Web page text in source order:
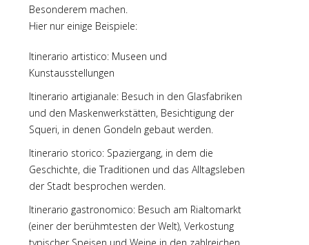
Besonderem machen.
Hier nur einige Beispiele:
Itinerario artistico: Museen und
Kunstausstellungen
Itinerario artigianale: Besuch in den Glasfabriken
und den Maskenwerkstätten, Besichtigung der
Squeri, in denen Gondeln gebaut werden.
Itinerario storico: Spaziergang, in dem die
Geschichte, die Traditionen und das Alltagsleben
der Stadt besprochen werden.
Itinerario gastronomico: Besuch am Rialtomarkt
(einer der berühmtesten der Welt), Verkostung
typischer Speisen und Weine in den zahlreichen